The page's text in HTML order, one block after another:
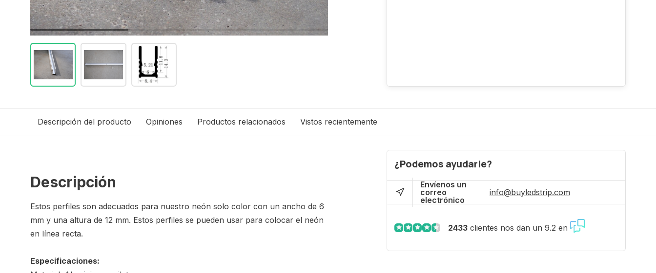
Descripción del producto Opiniones Productos relacionados Vistos recientemente
Descripción
Estos perfiles son adecuados para nuestro neón solo color con un ancho de 6
mm y una altura de 12 mm. Estos perfiles se pueden usar para colocar el neón
en línea recta.
Especificaciones:
¿Podemos ayudarle?
Envíenos un
correo
electrónico
info@buyledstrip.com
2433 clientes nos dan un 9.2 en